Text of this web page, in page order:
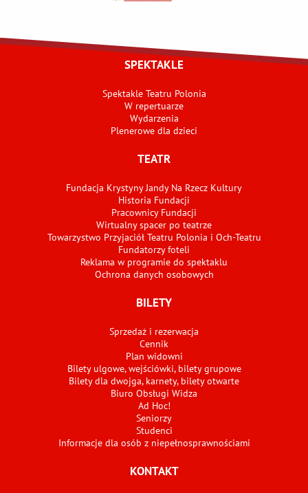
SPEKTAKLE
Spektakle Teatru Polonia
W repertuarze
Wydarzenia
Plenerowe dla dzieci
TEATR
Fundacja Krystyny Jandy Na Rzecz Kultury
Historia Fundacji
Pracownicy Fundacji
Wirtualny spacer po teatrze
Towarzystwo Przyjaciół Teatru Polonia i Och-Teatru
Fundatorzy foteli
Reklama w programie do spektaklu
Ochrona danych osobowych
BILETY
Sprzedaż i rezerwacja
Cennik
Plan widowni
Bilety ulgowe, wejściówki, bilety grupowe
Bilety dla dwojga, karnety, bilety otwarte
Biuro Obsługi Widza
Ad Hoc!
Seniorzy
Studenci
Informacje dla osób z niepełnosprawnościami
KONTAKT